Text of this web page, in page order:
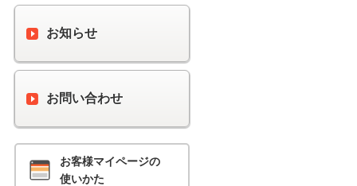
お知らせ
お問い合わせ
お客様マイページの
使いかた